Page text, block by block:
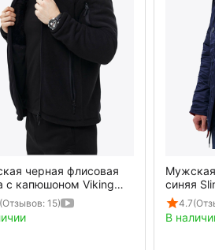
черная флисовая
с капюшоном Viking
(Отзывов: 15)
Мужская
синяя
4.7
В